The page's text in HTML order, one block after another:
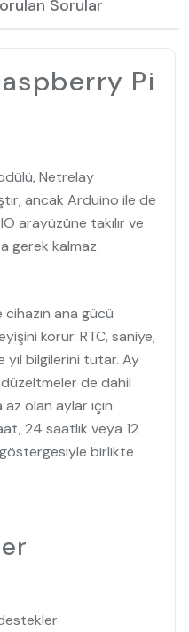
Sorular
Pi
Netrelay
ancak Arduino ile de
arayüzüne takılır ve
gerek kalmaz.
ana gücü
korur. RTC, saniye,
yıl bilgilerini tutar. Ay
de dahil
az olan aylar için
24 saatlik veya 12
birlikte